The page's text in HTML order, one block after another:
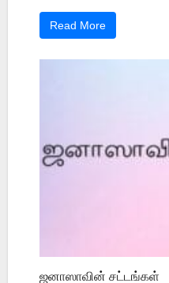
Read More
ஜனாஸாவின் சட்டங்கள்